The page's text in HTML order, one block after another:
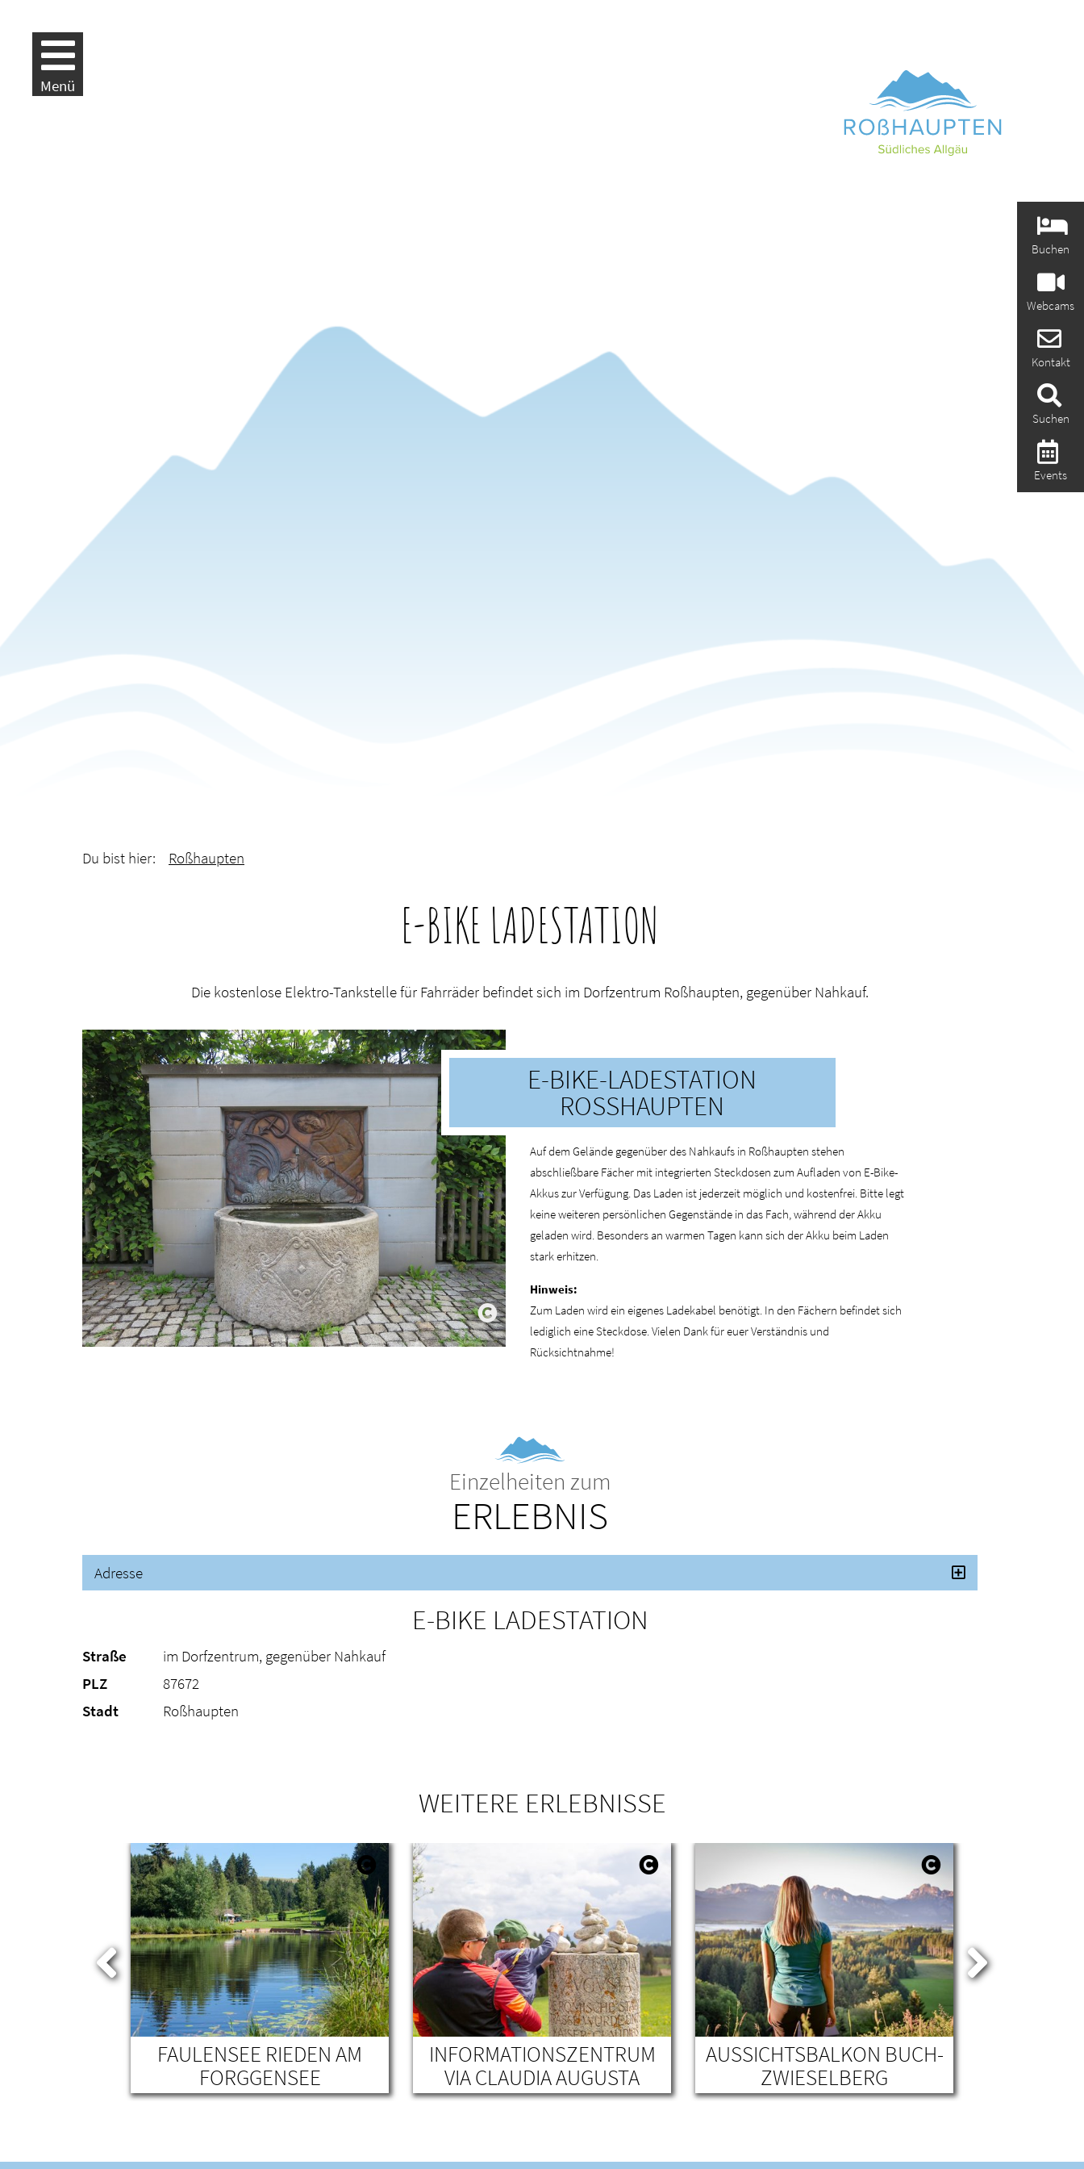
Buchen
Webcams
Kontakt
Suchen
Events
Menü
Du bist hier: Roßhaupten
E-BIKE LADESTATION
Die kostenlose Elektro-Tankstelle für Fahrräder befindet sich im Dorfzentrum Roßhaupten, gegenüber Nahkauf.
E-BIKE-LADESTATION
ROSSHAUPTEN
Auf dem Gelände gegenüber des Nahkaufs in Roßhaupten stehen
abschließbare Fächer mit integrierten Steckdosen zum Aufladen von E-Bike-
Akkus zur Verfügung. Das Laden ist jederzeit möglich und kostenfrei. Bitte legt
keine weiteren persönlichen Gegenstände in das Fach, während der Akku
geladen wird. Besonders an warmen Tagen kann sich der Akku beim Laden
stark erhitzen.
Hinweis:
Zum Laden wird ein eigenes Ladekabel benötigt. In den Fächern befindet sich
lediglich eine Steckdose. Vielen Dank für euer Verständnis und
Rücksichtnahme!
Einzelheiten zum
ERLEBNIS
Adresse
E-BIKE LADESTATION
Straße
im Dorfzentrum, gegenüber Nahkauf
PLZ
87672
Stadt
Roßhaupten
WEITERE ERLEBNISSE
FAULENSEE RIEDEN AM
FORGGENSEE
INFORMATIONSZENTRUM
VIA CLAUDIA AUGUSTA
AUSSICHTSBALKON BUCH-
ZWIESELBERG